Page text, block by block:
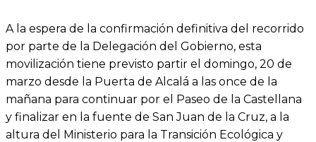
A la espera de la confirmación definitiva del recorrido
por parte de la Delegación del Gobierno, esta
movilización tiene previsto partir el domingo, 20 de
marzo desde la Puerta de Alcalá a las once de la
mañana para continuar por el Paseo de la Castellana
y finalizar en la fuente de San Juan de la Cruz, a la
altura del Ministerio para la Transición Ecológica y